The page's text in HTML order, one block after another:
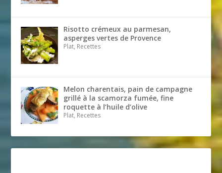
Risotto crémeux au parmesan,
asperges vertes de Provence
Plat, Recettes
Melon charentais, pain de campagne
grillé à la scamorza fumée, fine
roquette à l’huile d’olive
Plat, Recettes